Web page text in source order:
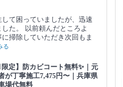
て困っていましたが、迅速
た。 以前頼んだところよ
掃除していただき次回もま
る
限定】防カビコート無料✨｜元
が丁寧施工7,475円〜｜兵庫県
場代無料